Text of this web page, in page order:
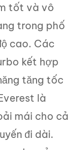
tốt và vô
trong phố
cao. Các
kết hợp
tăng tốc
là
mái cho cả
đi dài.